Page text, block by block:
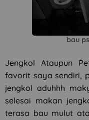
bau
Jengkol Ataupun
favorit saya sendiri,
jengkol aduhhh
selesai makan
terasa bau mulut